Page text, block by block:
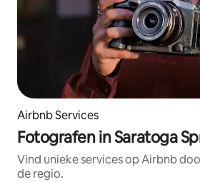
Airbnb Services
Fotografen in Saratoga
Vind unieke services op Airbnb
de regio.